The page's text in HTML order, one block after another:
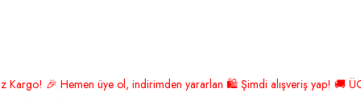
Hemen üye ol, indirimden yararlan 🛍️ Şimdi alışveriş yap! 🚚
Lüks Aksesuar Meyvelik
Click to enlarge